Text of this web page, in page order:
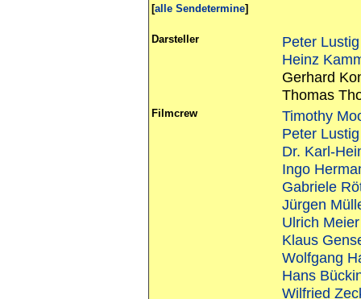
[alle Sendetermine]
Darsteller
Peter
Heinz
Gerhard
Thomas
Filmcrew
Timothy
Peter
Dr. Karl-
Ingo
Gabriele
Jürgen
Ulrich Meier
Klaus
Wolfgang
Hans
Wilfried